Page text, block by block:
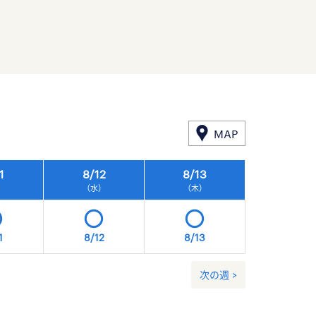
MAP
8/12
（水）
8/13
（木）
8/12 8/13
次の週 >